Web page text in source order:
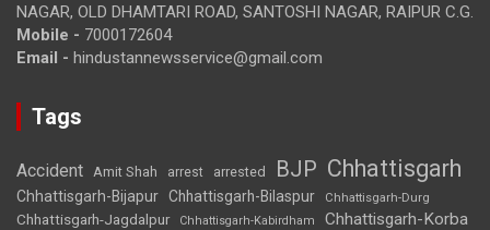
NAGAR, OLD DHAMTARI ROAD, SANTOSHI NAGAR, RAIPUR C.G.
Mobile - 7000172604
Email - hindustannewsservice@gmail.com
Tags
Accident Amit Shah arrest arrested BJP Chhattisgarh
Chhattisgarh-Bijapur Chhattisgarh-Bilaspur Chhattisgarh-Durg
Chhattisgarh-Jagdalpur Chhattisgarh-Kabirdham Chhattisgarh-Korba